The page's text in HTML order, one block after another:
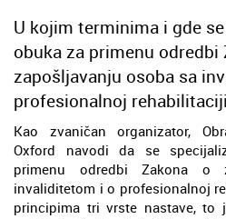
U kojim terminima i gde
obuka za primenu odredbi
zapošljavanju osoba sa
profesionalnoj
Kao zvaničan organizator,
Oxford navodi da se
primenu odredbi Zakona o
invaliditetom i o profesionalnoj
principima tri vrste nastave, to